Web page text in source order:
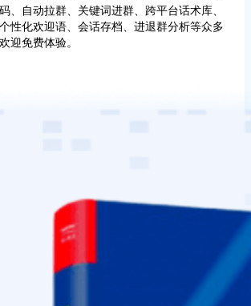
、自动拉群、关键词进群、跨平台话术库、
性化欢迎语、会话存档、进退群分析等众多
迎免费体验。